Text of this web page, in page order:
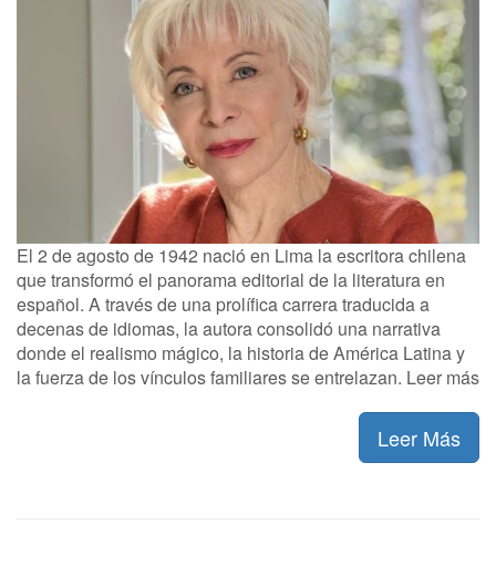
El 2 de agosto de 1942 nació en Lima la escritora chilena
que transformó el panorama editorial de la literatura en
español. A través de una prolífica carrera traducida a
decenas de idiomas, la autora consolidó una narrativa
donde el realismo mágico, la historia de América Latina y
la fuerza de los vínculos familiares se entrelazan. Leer más
Leer Más